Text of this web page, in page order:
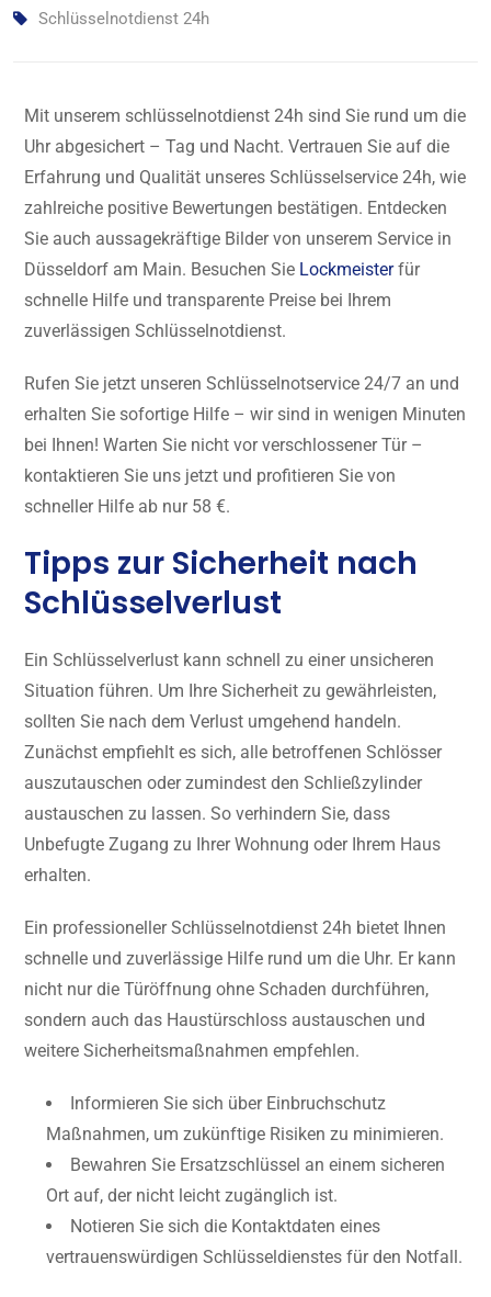
Schlüsselnotdienst 24h
Mit unserem schlüsselnotdienst 24h sind Sie rund um die
Uhr abgesichert – Tag und Nacht. Vertrauen Sie auf die
Erfahrung und Qualität unseres Schlüsselservice 24h, wie
zahlreiche positive Bewertungen bestätigen. Entdecken
Sie auch aussagekräftige Bilder von unserem Service in
Düsseldorf am Main. Besuchen Sie Lockmeisterfür
schnelle Hilfe und transparente Preise bei Ihrem
zuverlässigen Schlüsselnotdienst.
Rufen Sie jetzt unseren Schlüsselnotservice 24/7 an und
erhalten Sie sofortige Hilfe – wir sind in wenigen Minuten
bei Ihnen! Warten Sie nicht vor verschlossener Tür –
kontaktieren Sie uns jetzt und profitieren Sie von
schneller Hilfe ab nur 58 €.
Tipps zur Sicherheit nach
Schlüsselverlust
Ein Schlüsselverlust kann schnell zu einer unsicheren
Situation führen. Um Ihre Sicherheit zu gewährleisten,
sollten Sie nach dem Verlust umgehend handeln.
Zunächst empfiehlt es sich, alle betroffenen Schlösser
auszutauschen oder zumindest den Schließzylinder
austauschen zu lassen. So verhindern Sie, dass
Unbefugte Zugang zu Ihrer Wohnung oder Ihrem Haus
erhalten.
Ein professioneller Schlüsselnotdienst 24h bietet Ihnen
schnelle und zuverlässige Hilfe rund um die Uhr. Er kann
nicht nur die Türöffnung ohne Schaden durchführen,
sondern auch das Haustürschloss austauschen und
weitere Sicherheitsmaßnahmen empfehlen.
Informieren Sie sich über Einbruchschutz
Maßnahmen, um zukünftige Risiken zu minimieren.
Bewahren Sie Ersatzschlüssel an einem sicheren
Ort auf, der nicht leicht zugänglich ist.
Notieren Sie sich die Kontaktdaten eines
vertrauenswürdigen Schlüsseldienstes für den Notfall.